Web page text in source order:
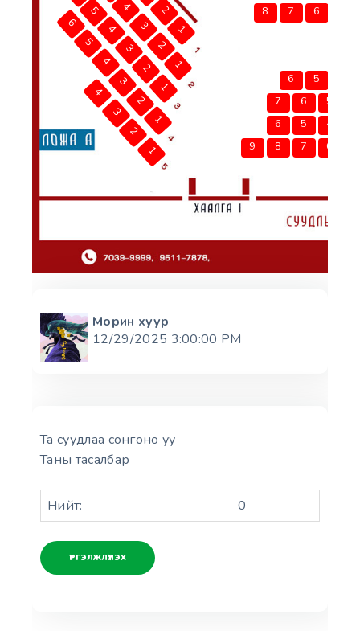
10
9
8
8
9
3
4
5
6
3
4
5
6
7
1
2
3
4
5
6
7
1
3
1
2
4
Морин хуур
12/29/2025 3:00:00 PM
Та суудлаа сонгоно уу
Таны тасалбар
Нийт: 0
ҮРГЭЛЖЛҮҮЛЭХ